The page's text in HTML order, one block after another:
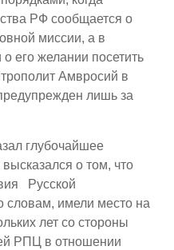
РФ сообщается о
миссии, а в
его желании посетить
Амвросий в
лишь за
глубочайшее
о том, что
Русской
словам, имели место на
лет со стороны
РПЦ в отношении